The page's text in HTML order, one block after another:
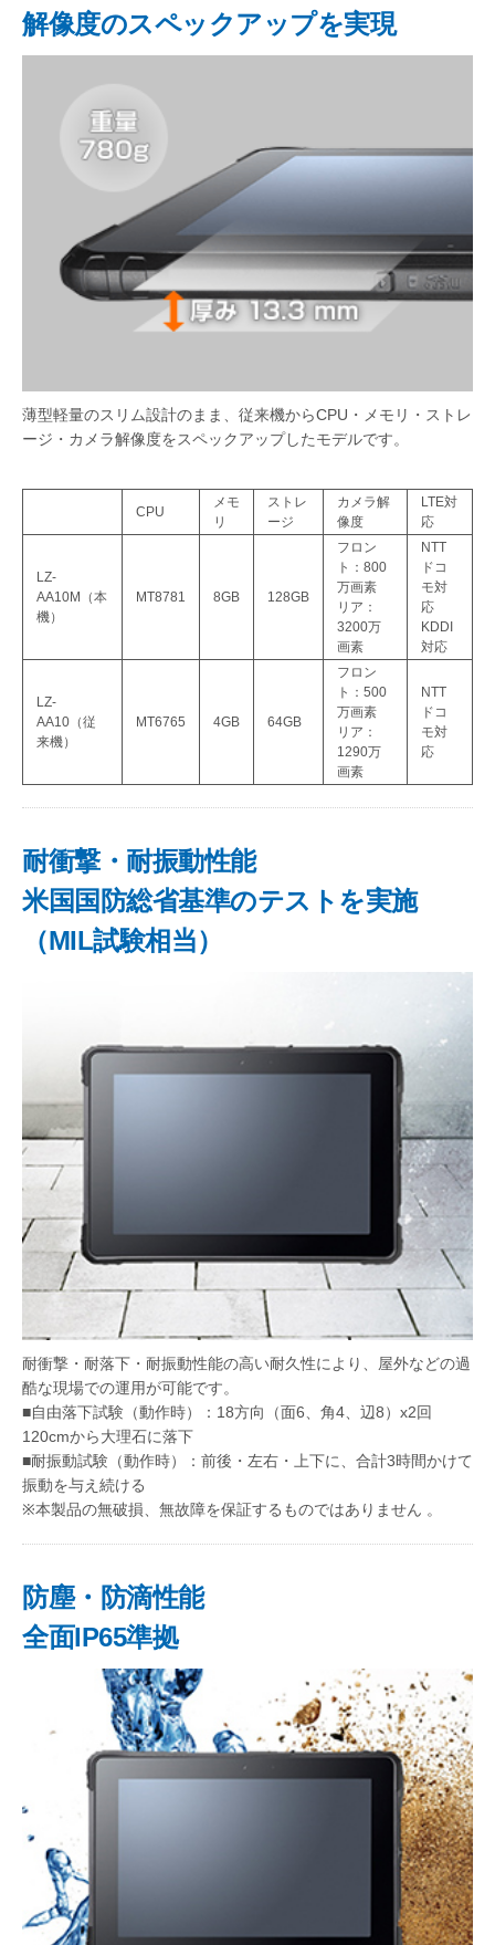
解像度のスペックアップを実現
薄型軽量のスリム設計のまま、従来機からCPU・メモリ・ストレ
ージ・カメラ解像度をスペックアップしたモデルです。
CPU
メモ
リ
ストレ
ージ
カメラ解
像度
LTE対
応
LZ-
AA10M（本
機）
MT8781 8GB 128GB
フロン
ト：800
万画素
リア：
3200万
画素
NTT
ドコ
モ対
応
KDDI
対応
LZ-
AA10（従
来機）
MT6765 4GB 64GB
フロン
ト：500
万画素
リア：
1290万
画素
NTT
ドコ
モ対
応
耐衝撃・耐振動性能
米国国防総省基準のテストを実施
（MIL試験相当）
耐衝撃・耐落下・耐振動性能の高い耐久性により、屋外などの過
酷な現場での運用が可能です。
■自由落下試験（動作時）：18方向（面6、角4、辺8）x2回
120cmから大理石に落下
■耐振動試験（動作時）：前後・左右・上下に、合計3時間かけて
振動を与え続ける
※本製品の無破損、無故障を保証するものではありません 。
防塵・防滴性能
全面IP65準拠